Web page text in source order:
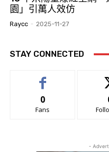
園」引萬人效仿
Raycc - 2025-11-27
STAY CONNECTED
0
Fans
-